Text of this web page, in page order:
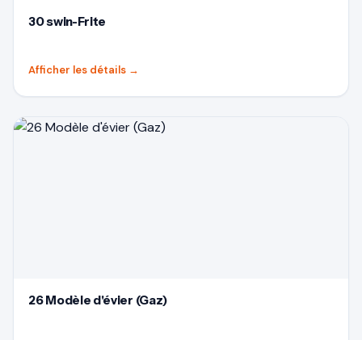
30 swin-Frite
Afficher les détails →
26 Modèle d'évier (Gaz)